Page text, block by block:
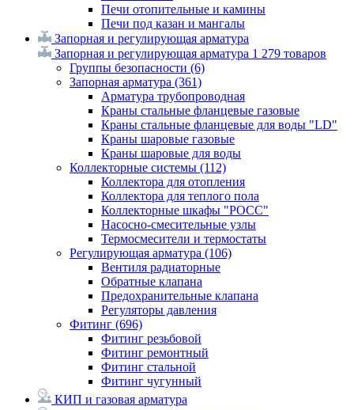
Печи отопительные и камины
Печи под казан и мангалы
Запорная и регулирующая арматура
Запорная и регулирующая арматура 1 279 товаров
Группы безопасности (6)
Запорная арматура (361)
Арматура трубопроводная
Краны стальные фланцевые газовые
Краны стальные фланцевые для воды "LD"
Краны шаровые газовые
Краны шаровые для воды
Коллекторные системы (112)
Коллектора для отопления
Коллектора для теплого пола
Коллекторные шкафы "РОСС"
Насосно-смесительные узлы
Термосмесители и термостаты
Регулирующая арматура (106)
Вентиля радиаторные
Обратные клапана
Предохранительные клапана
Регуляторы давления
Фитинг (696)
Фитинг резьбовой
Фитинг ремонтный
Фитинг стальной
Фитинг чугунный
КИП и газовая арматура